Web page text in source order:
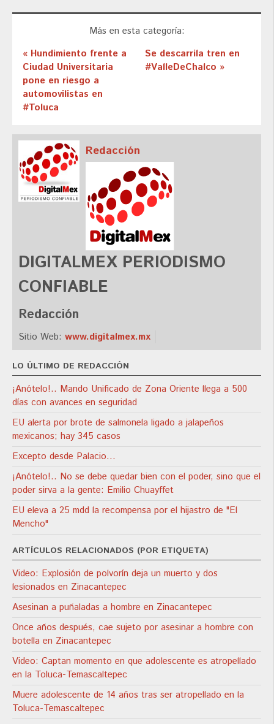
Más en esta categoría:
« Hundimiento frente a
Ciudad Universitaria
pone en riesgo a
automovilistas en
#Toluca
Se descarrila tren en
#ValleDeChalco »
Redacción
DIGITALMEX PERIODISMO
CONFIABLE
Redacción
Sitio Web: www.digitalmex.mx
LO ÚLTIMO DE REDACCIÓN
¡Anótelo!.. Mando Unificado de Zona Oriente llega a 500
días con avances en seguridad
EU alerta por brote de salmonela ligado a jalapeños
mexicanos; hay 345 casos
Excepto desde Palacio…
¡Anótelo!.. No se debe quedar bien con el poder, sino que el
poder sirva a la gente: Emilio Chuayffet
EU eleva a 25 mdd la recompensa por el hijastro de "El
Mencho"
ARTÍCULOS RELACIONADOS (POR ETIQUETA)
Video: Explosión de polvorín deja un muerto y dos
lesionados en Zinacantepec
Asesinan a puñaladas a hombre en Zinacantepec
Once años después, cae sujeto por asesinar a hombre con
botella en Zinacantepec
Video: Captan momento en que adolescente es atropellado
en la Toluca-Temascaltepec
Muere adolescente de 14 años tras ser atropellado en la
Toluca-Temascaltepec